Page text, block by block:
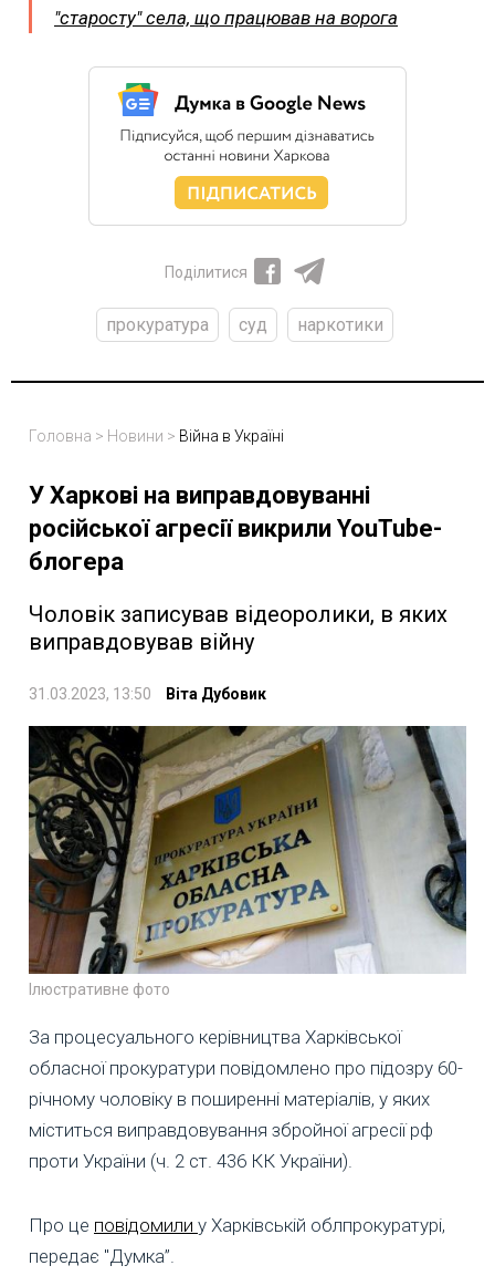
"старосту" села, що працював на ворога
Поділитися
прокуратура суд наркотики
Головна > Новини > Війна в Україні
У Харкові на виправдовуванні
російської агресії викрили YouTube-
блогера
Чоловік записував відеоролики, в яких
виправдовував війну
31.03.2023, 13:50 Віта Дубовик
Ілюстративне фото
За процесуального керівництва Харківської
обласної прокуратури повідомлено про підозру 60-
річному чоловіку в поширенні матеріалів, у яких
міститься виправдовування збройної агресії рф
проти України (ч. 2 ст. 436 КК України).
Про це повідомили у Харківській облпрокуратурі,
передає "Думка”.